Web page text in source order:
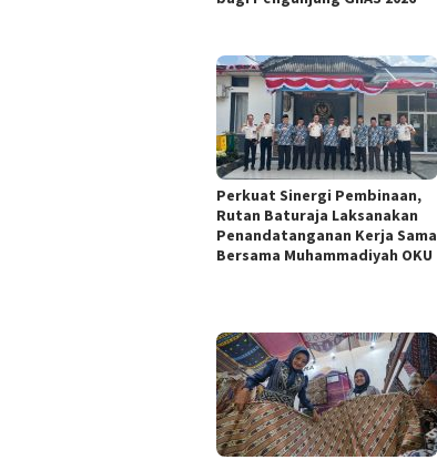
Perkuat Sinergi Pembinaan,
Rutan Baturaja Laksanakan
Penandatanganan Kerja Sama
Bersama Muhammadiyah OKU